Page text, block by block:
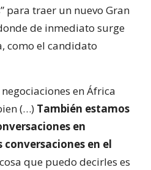
para traer un nuevo Gran
de inmediato surge
como el candidato
en África
(…) También estamos
en
en el
que puedo decirles es